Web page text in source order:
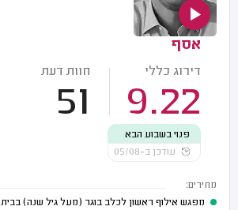
אסף
דירוג כללי
9.22
חוות דעת
51
פנוי בשבוע הבא
עודכן ב-05/08
מחירים:
מפגש אילוף ראשון לכלב בוגר (מעל גיל שנה) בבית